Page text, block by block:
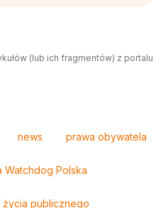
(lub ich fragmentów) z portalu
news prawa obywatela
Watchdog Polska
życia publicznego